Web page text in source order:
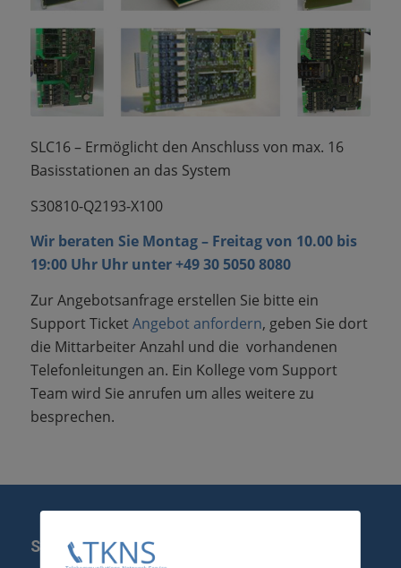
SLC16 – Ermöglicht den Anschluss von max. 16
Basisstationen an das System
S30810-Q2193-X100
Wir beraten Sie Montag – Freitag von 10.00 bis
19:00 Uhr Uhr unter+49 30 5050 8080
Zur Angebotsanfrage erstellen Sie bitte ein
Support TicketAngebot anfordern, geben Sie dort
die Mittarbeiter Anzahl und die vorhandenen
Telefonleitungen an. Ein Kollege vom Support
Team wird Sie anrufen um alles weitere zu
besprechen.
SERVICE